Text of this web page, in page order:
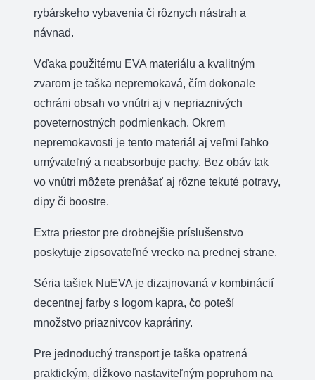
rybárskeho vybavenia či rôznych nástrah a
návnad.
Vďaka použitému EVA materiálu a kvalitným
zvarom je taška nepremokavá, čím dokonale
ochráni obsah vo vnútri aj v nepriaznivých
poveternostných podmienkach. Okrem
nepremokavosti je tento materiál aj veľmi ľahko
umývateľný a neabsorbuje pachy. Bez obáv tak
vo vnútri môžete prenášať aj rôzne tekuté potravy,
dipy či boostre.
Extra priestor pre drobnejšie príslušenstvo
poskytuje zipsovateľné vrecko na prednej strane.
Séria tašiek NuEVA je dizajnovaná v kombinácií
decentnej farby s logom kapra, čo poteší
množstvo priaznivcov kapráriny.
Pre jednoduchý transport je taška opatrená
praktickým, dĺžkovo nastaviteľným popruhom na